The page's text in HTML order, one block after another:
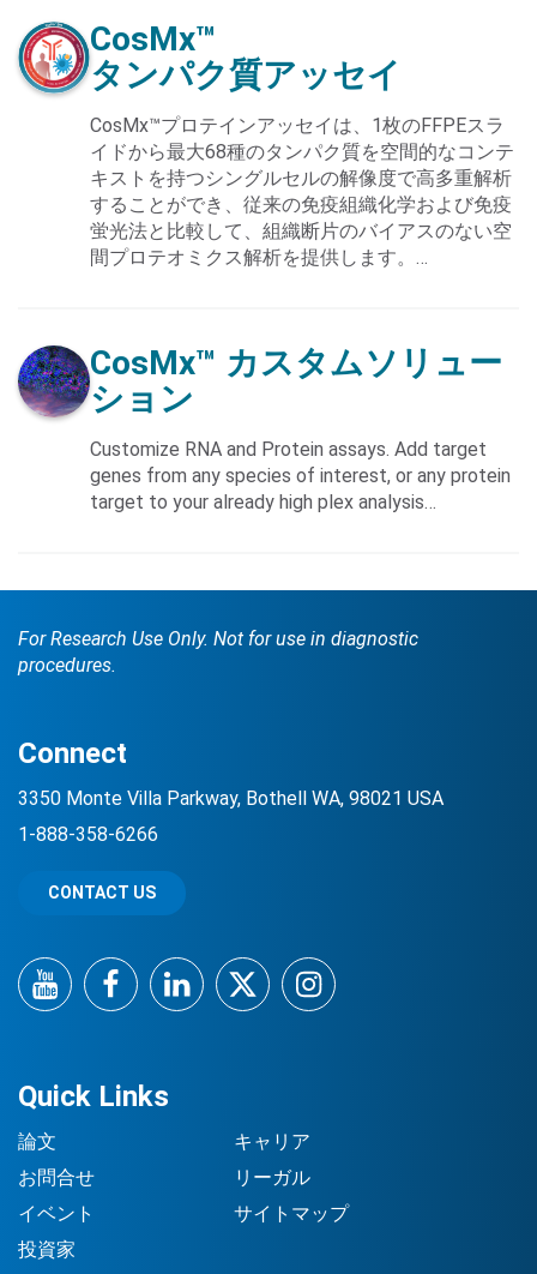
CosMx™
タンパク質アッセイ
CosMx™プロテインアッセイは、1枚のFFPEスラ
イドから最大68種のタンパク質を空間的なコンテ
キストを持つシングルセルの解像度で高多重解析
することができ、従来の免疫組織化学および免疫
蛍光法と比較して、組織断片のバイアスのない空
間プロテオミクス解析を提供します。…
CosMx™ カスタムソリュー
ション
Customize RNA and Protein assays. Add target
genes from any species of interest, or any protein
target to your already high plex analysis…
For Research Use Only. Not for use in diagnostic
procedures.
Quick Links
論文
お問合せ
イベント
投資家
キャリア
リーガル
サイトマップ
Connect
3350 Monte Villa Parkway, Bothell WA, 98021 USA
1-888-358-6266
CONTACT US
YouTubeFacebookLinkedInTwitterInstagram